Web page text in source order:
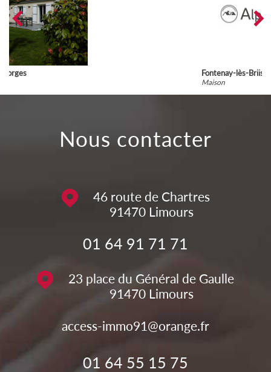
nous contacter
46 route de Chartres
91470 Limours
01 64 91 71 71
23 place du Général de Gaulle
91470 Limours
access-immo91@orange.fr
01 64 55 15 75